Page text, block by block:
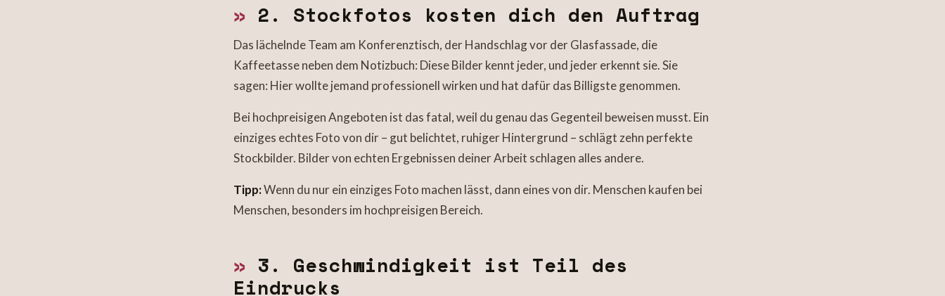
» 2. Stockfotos kosten dich den Auftrag
Das lächelnde Team am Konferenztisch, der Handschlag vor der Glasfassade, die
Kaffeetasse neben dem Notizbuch: Diese Bilder kennt jeder, und jeder erkennt sie. Sie
sagen: Hier wollte jemand professionell wirken und hat dafür das Billigste genommen.
Bei hochpreisigen Angeboten ist das fatal, weil du genau das Gegenteil beweisen musst. Ein
einziges echtes Foto von dir – gut belichtet, ruhiger Hintergrund – schlägt zehn perfekte
Stockbilder. Bilder von echten Ergebnissen deiner Arbeit schlagen alles andere.
Tipp:Wenn du nur ein einziges Foto machen lässt, dann eines von dir. Menschen kaufen bei
Menschen, besonders im hochpreisigen Bereich.
» 3. Geschwindigkeit ist Teil des
Eindrucks